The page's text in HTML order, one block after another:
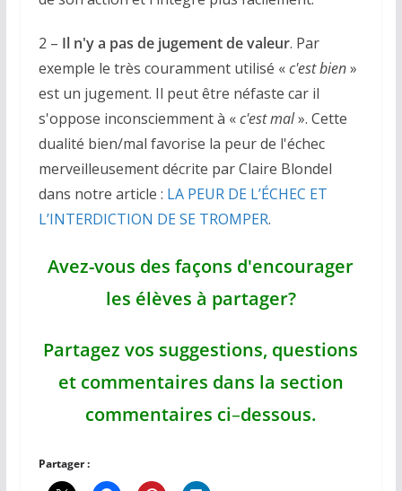
2 – Il n'y a pas de jugement de valeur. Par
exemple le très couramment utilisé «c'est bien»
est un jugement. Il peut être néfaste car il
s'oppose inconsciemment à «c'est mal». Cette
dualité bien/mal favorise la peur de l'échec
merveilleusement décrite par Claire Blondel
dans notre article : LA PEUR DE L’ÉCHEC ET
L’INTERDICTION DE SE TROMPER.
Avez-vous des façons d'encourager
les élèves à partager?
Partagez vos suggestions, questions
et commentaires dans la section
commentaires ci–dessous.
Partager :